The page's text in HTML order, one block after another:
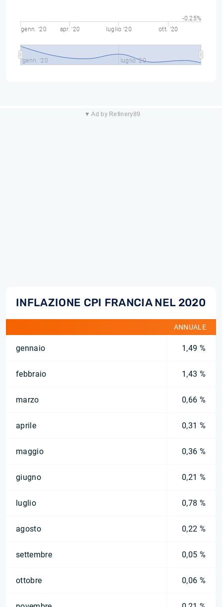
genn. '20 apr. '20 luglio '20 ott. '20
genn. '20 luglio '20
-0.25%
▼ Ad by Refinery89
INFLAZIONE CPI FRANCIA NEL 2020
ANNUALE
gennaio 1,49 %
febbraio 1,43 %
marzo 0,66 %
aprile 0,31 %
maggio 0,36 %
giugno 0,21 %
luglio 0,78 %
agosto 0,22 %
settembre 0,05 %
ottobre 0,06 %